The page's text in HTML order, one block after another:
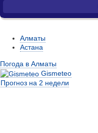
Алматы
Астана
Погода в Алматы
Gismeteo
Прогноз на 2 недели